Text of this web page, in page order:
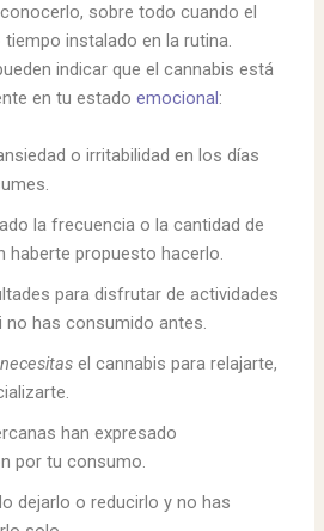
sobre todo cuando el
instalado en la rutina.
indicar que el cannabis está
en tu estadoemocional :
o irritabilidad en los días
la frecuencia o la cantidad de
haberte propuesto hacerlo.
para disfrutar de actividades
no has consumido antes.
necesitas el cannabis para relajarte,
han expresado
por tu consumo.
dejarlo o reducirlo y no has